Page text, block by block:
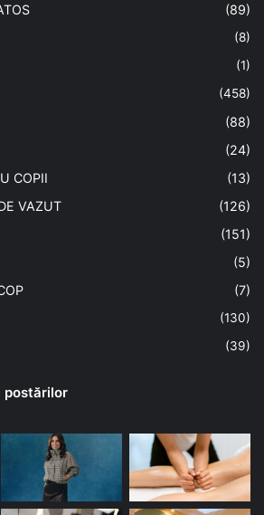
(89)
(8)
(1)
(458)
(88)
(24)
COPII
(13)
VAZUT
(126)
(151)
(5)
(7)
(130)
(39)
postărilor